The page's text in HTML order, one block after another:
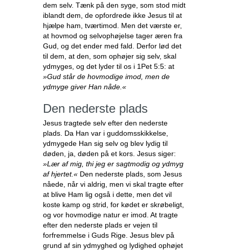
dem selv. Tænk på den syge, som stod midt
iblandt dem, de opfordrede ikke Jesus til at
hjælpe ham, tværtimod. Men det værste er,
at hovmod og selvophøjelse tager æren fra
Gud, og det ender med fald. Derfor lød det
til dem, at den, som ophøjer sig selv, skal
ydmyges, og det lyder til os i 1Pet 5:5: at
»Gud står de hovmodige imod, men de
ydmyge giver Han nåde.«
Den nederste plads
Jesus tragtede selv efter den nederste
plads. Da Han var i guddomsskikkelse,
ydmygede Han sig selv og blev lydig til
døden, ja, døden på et kors. Jesus siger:
»Lær af mig, thi jeg er sagtmodig og ydmyg
af hjertet.« Den nederste plads, som Jesus
nåede, når vi aldrig, men vi skal tragte efter
at blive Ham lig også i dette, men det vil
koste kamp og strid, for kødet er skrøbeligt,
og vor hovmodige natur er imod. At tragte
efter den nederste plads er vejen til
forfremmelse i Guds Rige. Jesus blev på
grund af sin ydmyghed og lydighed ophøjet